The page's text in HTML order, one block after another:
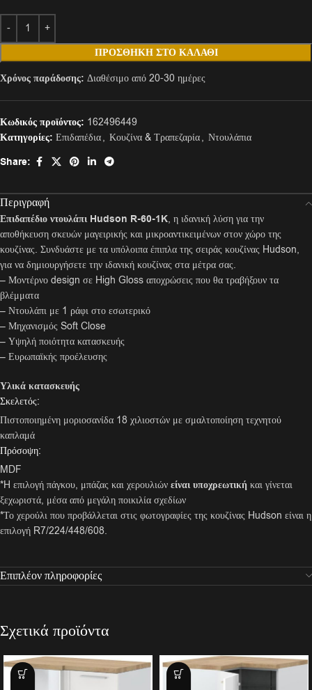
ΠΡΟΣΘΉΚΗ ΣΤΟ ΚΑΛΆΘΙ
Χρόνος παράδοσης: Διαθέσιμο από 20-30 ημέρες
Κωδικός προϊόντος: 162496449
Κατηγορίες: Επιδαπέδια, Κουζίνα & Τραπεζαρία, Ντουλάπια
Share:
Περιγραφή
Επιδαπέδιο ντουλάπι Hudson R-60-1K, η ιδανική λύση για την
αποθήκευση σκευών μαγειρικής και μικροαντικειμένων στον χώρο της
κουζίνας. Συνδυάστε με τα υπόλοιπα έπιπλα της σειράς κουζίνας Hudson,
για να δημιουργήσετε την ιδανική κουζίνας στα μέτρα σας.
– Μοντέρνο design σε High Gloss αποχρώσεις που θα τραβήξουν τα
βλέμματα
– Ντουλάπι με 1 ράφι στο εσωτερικό
– Μηχανισμός Soft Close
– Υψηλή ποιότητα κατασκευής
– Ευρωπαϊκής προέλευσης
Υλικά κατασκευής
Σκελετός:
Πιστοποιημένη μοριοσανίδα 18 χιλιοστών με σμαλτοποίηση τεχνητού
καπλαμά
Πρόσοψη:
MDF
*H επιλογή πάγκου, μπάζας και χερουλιών είναι υποχρεωτική και γίνεται
ξεχωριστά, μέσα από μεγάλη ποικιλία σχεδίων
*Το χερούλι που προβάλλεται στις φωτογραφίες της κουζίνας Hudson είναι η
επιλογή R7/224/448/608.
Επιπλέον πληροφορίες
Σχετικά προϊόντα